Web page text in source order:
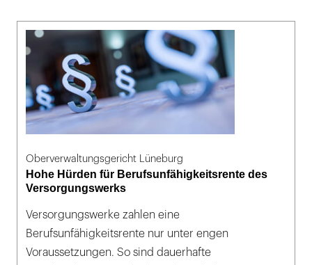
Oberverwaltungsgericht Lüneburg
Hohe Hürden für Berufsunfähigkeitsrente des
Versorgungswerks
Versorgungswerke zahlen eine
Berufsunfähigkeitsrente nur unter engen
Voraussetzungen. So sind dauerhafte